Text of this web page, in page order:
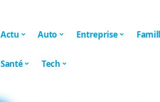
Actu Auto Entreprise
Santé Tech